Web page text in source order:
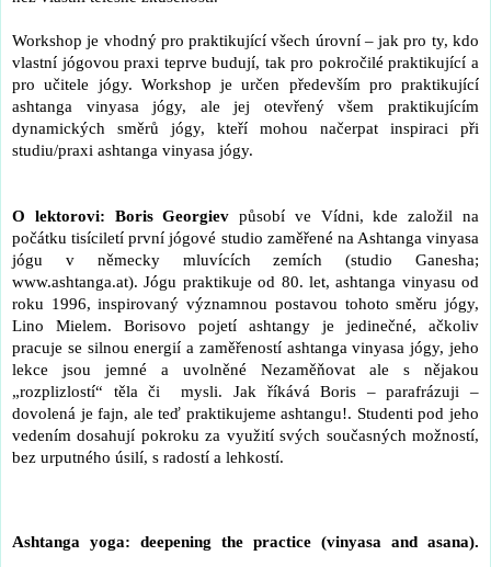
Workshop je vhodný pro praktikující všech úrovní – jak pro ty, kdo
vlastní jógovou praxi teprve budují, tak pro pokročilé praktikující a
pro učitele jógy. Workshop je určen především pro praktikující
ashtanga vinyasa jógy, ale jej otevřený všem praktikujícím
dynamických směrů jógy, kteří mohou načerpat inspiraci při
studiu/praxi ashtanga vinyasa jógy.
O lektorovi: Boris Georgievpůsobí ve Vídni, kde založil na
počátku tisíciletí první jógové studio zaměřené na Ashtanga vinyasa
jógu v německy mluvících zemích (studio Ganesha;
www.ashtanga.at). Jógu praktikuje od 80. let, ashtanga vinyasu od
roku 1996, inspirovaný významnou postavou tohoto směru jógy,
Lino Mielem. Borisovo pojetí ashtangy je jedinečné, ačkoliv
pracuje se silnou energií a zaměřeností ashtanga vinyasa jógy, jeho
lekce jsou jemné a uvolněné Nezaměňovat ale s nějakou
„rozplizlostí“ těla či mysli. Jak říkává Boris – parafrázuji –
dovolená je fajn, ale teď praktikujeme ashtangu!. Studenti pod jeho
vedením dosahují pokroku za využití svých současných možností,
bez urputného úsilí, s radostí a lehkostí.
Ashtanga yoga: deepening the practice (vinyasa and asana).